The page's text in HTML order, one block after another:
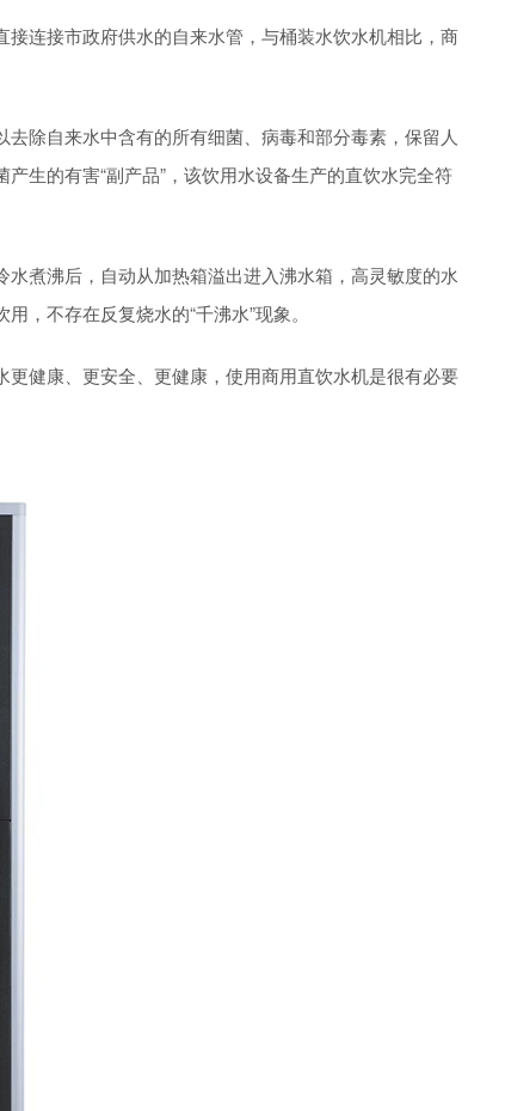
连接市政府供水的自来水管，与桶装水饮水机相比，商
除自来水中含有的所有细菌、病毒和部分毒素，保留人
生的有害“副产品”，该饮用水设备生产的直饮水完全符
煮沸后，自动从加热箱溢出进入沸水箱，高灵敏度的水
，不存在反复烧水的“千沸水”现象。
健康、更安全、更健康，使用商用直饮水机是很有必要